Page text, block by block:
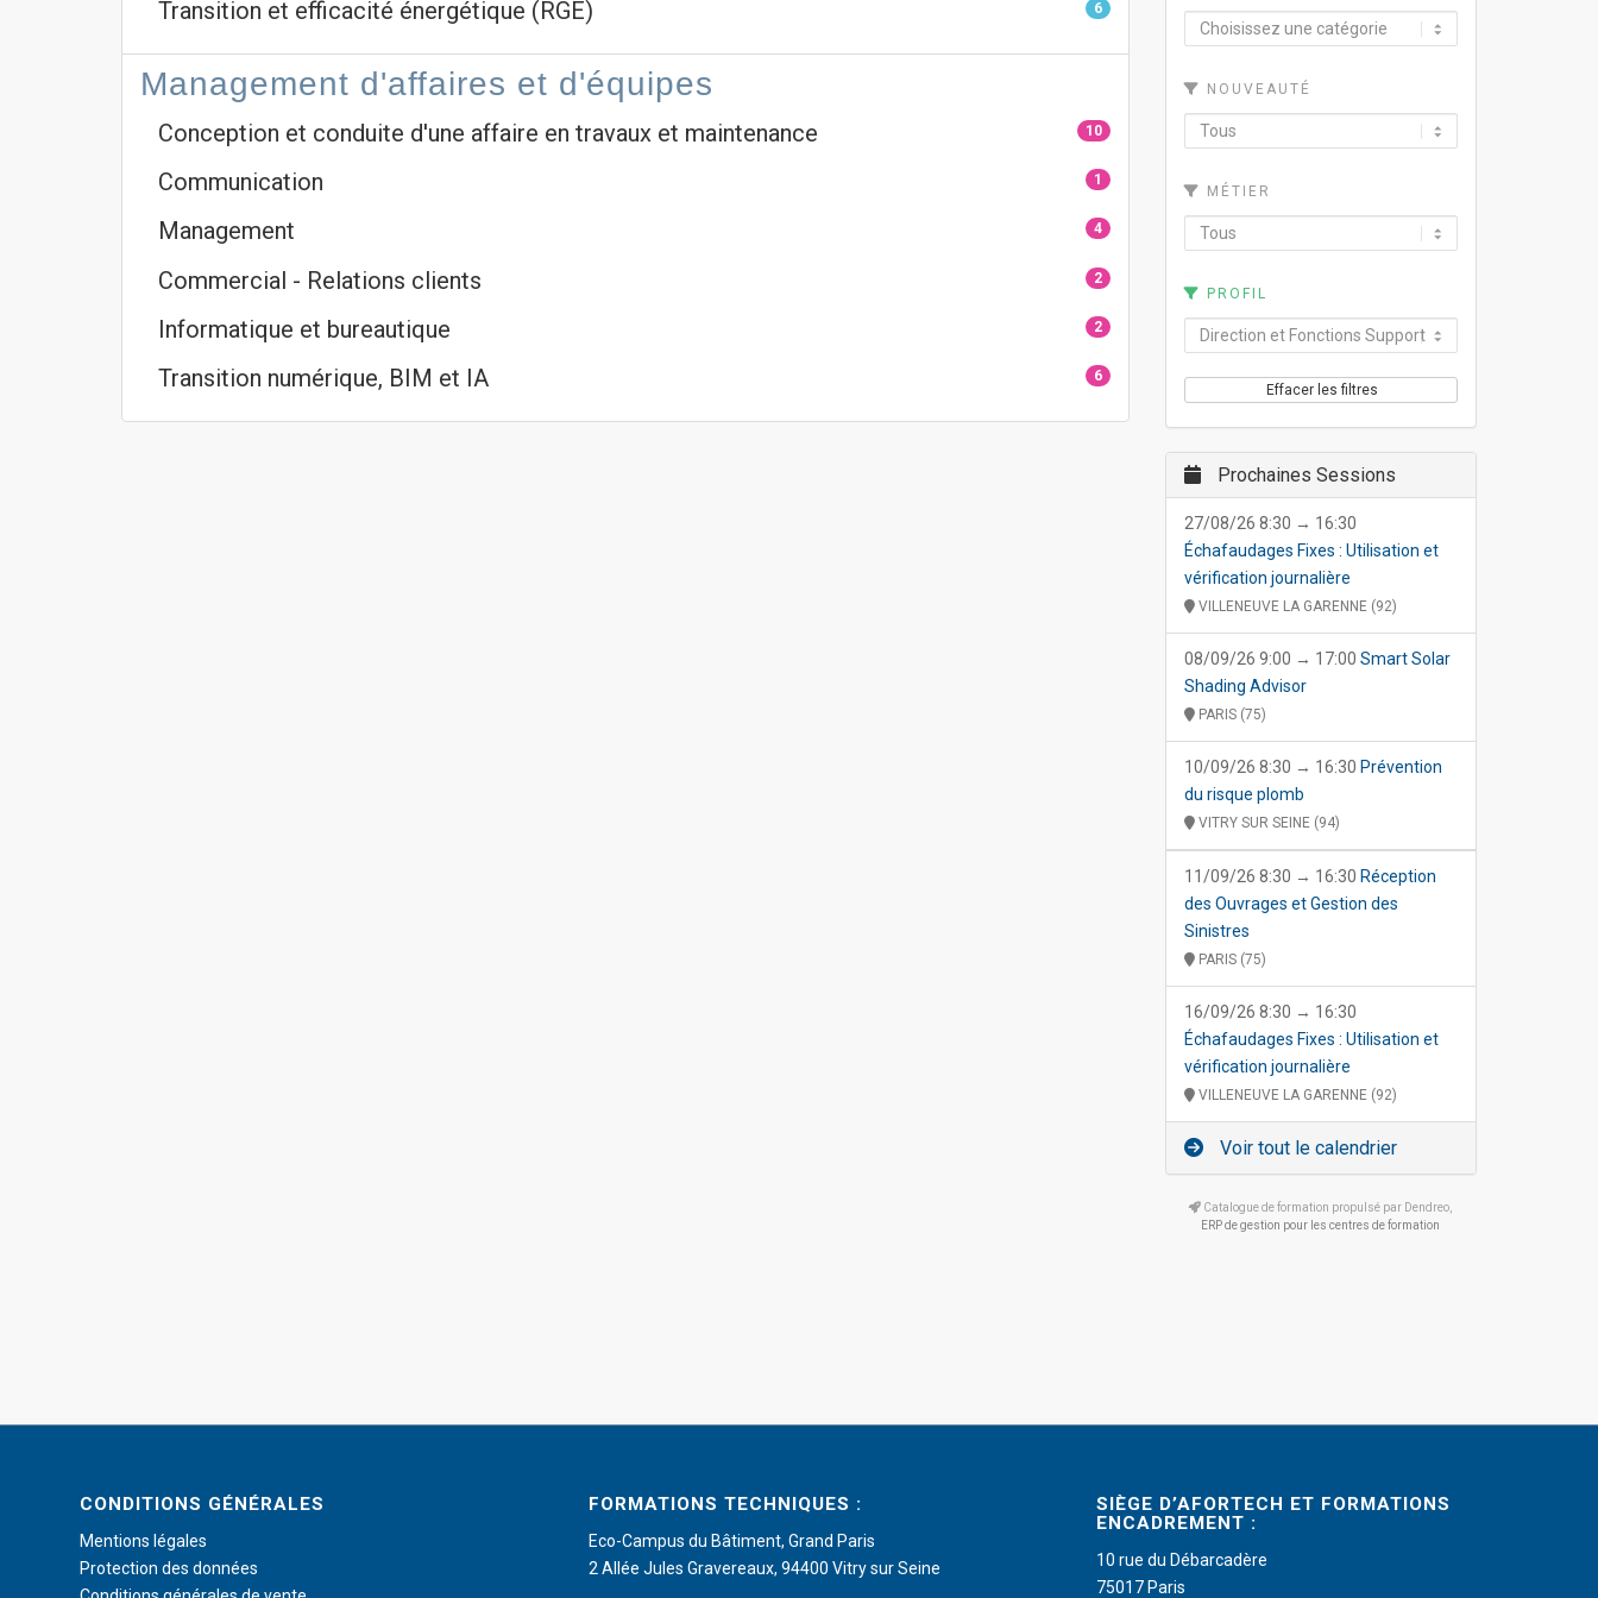
Transition et efficacité énergétique (RGE) 6
Management d'affaires et d'équipes
Conception et conduite d'une affaire en travaux et maintenance 10
Communication 1
Management 4
Commercial - Relations clients 2
Informatique et bureautique 2
Transition numérique, BIM et IA 6
NOUVEAUTÉ
MÉTIER
PROFIL
Effacer les filtres
Prochaines Sessions
27/08/26 8:30 → 16:30
Échafaudages Fixes : Utilisation et
vérification journalière
VILLENEUVE LA GARENNE (92)
08/09/26 9:00 → 17:00 Smart Solar
Shading Advisor
PARIS (75)
10/09/26 8:30 → 16:30 Prévention
du risque plomb
VITRY SUR SEINE (94)
11/09/26 8:30 → 16:30 Réception
des Ouvrages et Gestion des
Sinistres
PARIS (75)
16/09/26 8:30 → 16:30
Échafaudages Fixes : Utilisation et
vérification journalière
VILLENEUVE LA GARENNE (92)
Voir tout le calendrier
Catalogue de formation propulsé par Dendreo,
ERP de gestion pour les centres de formation
CONDITIONS GÉNÉRALES
Mentions légales
Protection des données
FORMATIONS TECHNIQUES :
Eco-Campus du Bâtiment, Grand Paris
2 Allée Jules Gravereaux, 94400 Vitry sur Seine
SIÈGE D’AFORTECH ET FORMATIONS
ENCADREMENT :
10 rue du Débarcadère
75017 Paris